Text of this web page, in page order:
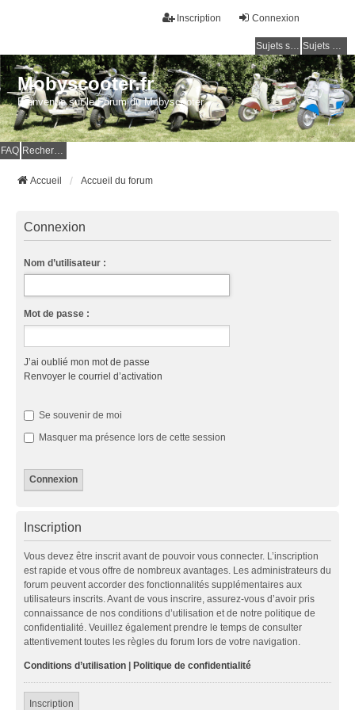
Connexion
Inscription
Sujets sans réponse Sujets actifs
Mobyscooter.fr
Bienvenue sur le Forum du Mobyscooter
FAQ Rechercher
Accueil Accueil du forum
Connexion
Nom d’utilisateur :
Mot de passe :
J’ai oublié mon mot de passe
Renvoyer le courriel d’activation
Se souvenir de moi
Masquer ma présence lors de cette session
Inscription
Vous devez être inscrit avant de pouvoir vous connecter. L’inscription
est rapide et vous offre de nombreux avantages. Les administrateurs du
forum peuvent accorder des fonctionnalités supplémentaires aux
utilisateurs inscrits. Avant de vous inscrire, assurez-vous d’avoir pris
connaissance de nos conditions d’utilisation et de notre politique de
confidentialité. Veuillez également prendre le temps de consulter
attentivement toutes les règles du forum lors de votre navigation.
Conditions d’utilisation | Politique de confidentialité
Inscription